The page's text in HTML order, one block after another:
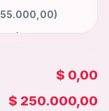
55.000,00)
)
$ 0,00
$ 250.000,00